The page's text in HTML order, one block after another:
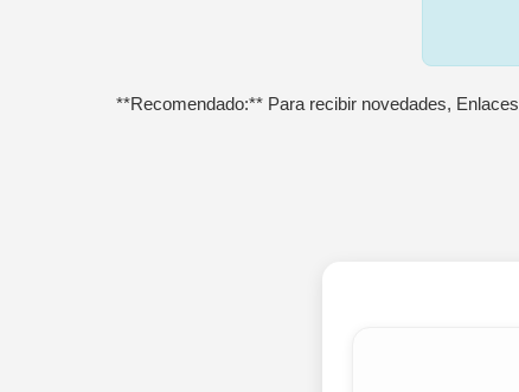
**Recomendado:** Para recibir novedades,